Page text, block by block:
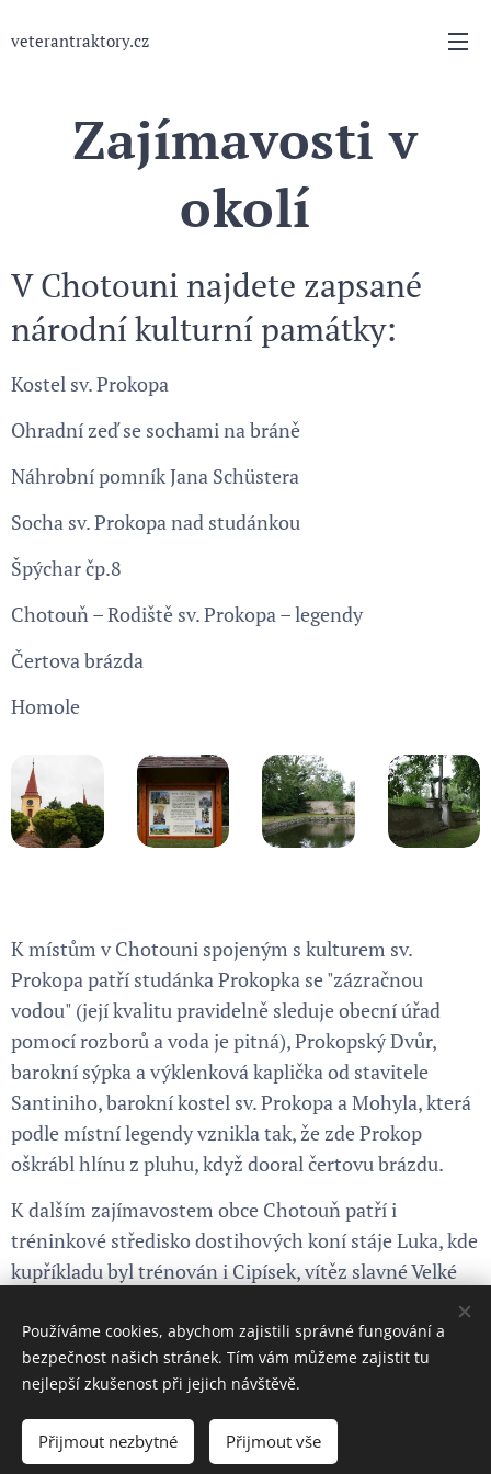
veterantraktory.cz
Zajímavosti v
okolí
V Chotouni najdete zapsané
národní kulturní památky:
Kostel sv. Prokopa
Ohradní zeď se sochami na bráně
Náhrobní pomník Jana Schüstera
Socha sv. Prokopa nad studánkou
Špýchar čp.8
Chotouň – Rodiště sv. Prokopa – legendy
Čertova brázda
Homole
K místům v Chotouni spojeným s kulturem sv.
Prokopa patří studánka Prokopka se "zázračnou
vodou" (její kvalitu pravidelně sleduje obecní úřad
pomocí rozborů a voda je pitná), Prokopský Dvůr,
barokní sýpka a výklenková kaplička od stavitele
Santiniho, barokní kostel sv. Prokopa a Mohyla, která
podle místní legendy vznikla tak, že zde Prokop
oškrábl hlínu z pluhu, když dooral čertovu brázdu.
K dalším zajímavostem obce Chotouň patří i
tréninkové středisko dostihových koní stáje Luka, kde
kupříkladu byl trénován i Cipísek, vítěz slavné Velké
Obrázky poskytlPexels
Cookies
Používáme cookies, abychom zajistili správné fungování a
bezpečnost našich stránek. Tím vám můžeme zajistit tu
nejlepší zkušenost při jejich návštěvě.
Přijmout nezbytné Přijmout vše